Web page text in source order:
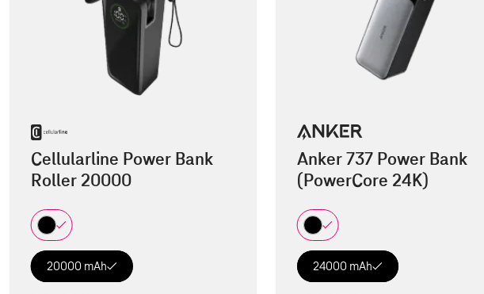
Cellularline Power Bank
Roller 20000
20000 mAh
Anker 737 Power Bank
(PowerCore 24K)
24000 mAh